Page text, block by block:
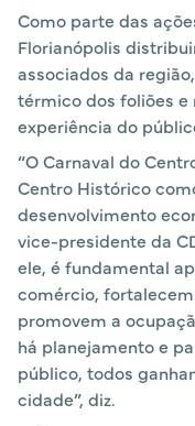
Como parte das
Florianópolis
associados da
térmico dos foliões
experiência do
“O Carnaval do
Centro Histórico
desenvolvimento
vice-presidente da
ele, é fundamental
comércio,
promovem a
há planejamento e
público, todos
cidade”, diz.